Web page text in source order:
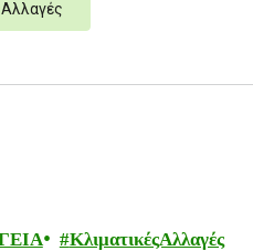
ΚλιματικέςΑλλαγές